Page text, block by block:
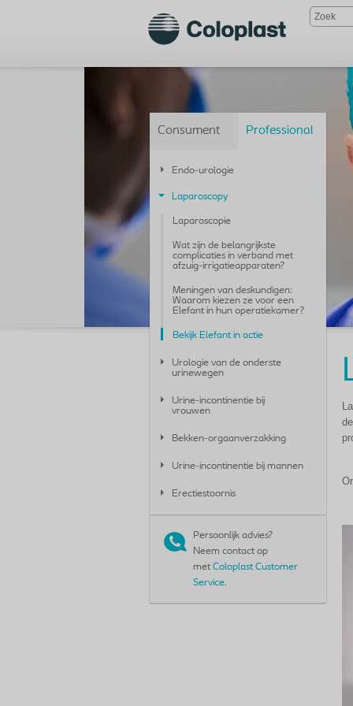
Consument Professional
Endo-urologie
Laparoscopy
Laparoscopie
Wat zijn de belangrijkste
complicaties in verband met
afzuig-irrigatieapparaten?
Meningen van deskundigen:
Waarom kiezen ze voor een
Elefant in hun operatiekamer?
Bekijk Elefant in actie
Urologie van de onderste
urinewegen
Urine-incontinentie bij
vrouwen
Bekken-orgaanverzakking
Urine-incontinentie bij mannen
Erectiestoornis
Persoonlijk advies?
Neem contact op
met Coloplast Customer
Service.